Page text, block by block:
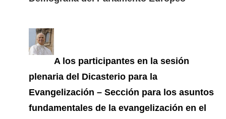
A los participantes en la sesión
plenaria del Dicasterio para la
Evangelización – Sección para los asuntos
fundamentales de la evangelización en el